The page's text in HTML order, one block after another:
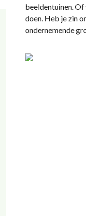
beeldentuinen.
doen. Heb je zin
ondernemende